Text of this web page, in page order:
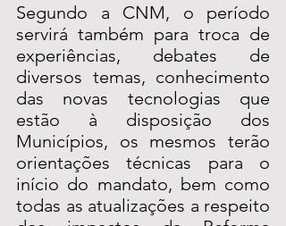
Segundo a CNM, o período
servirá também para troca de
experiências, debates de
diversos temas, conhecimento
das novas tecnologias que
estão à disposição dos
Municípios, os mesmos terão
orientações técnicas para o
início do mandato, bem como
todas as atualizações a respeito